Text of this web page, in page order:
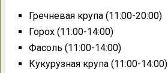
Гречневая крупа (11:00-20:00)
Горох (11:00-14:00)
Фасоль (11:00-14:00)
Кукурузная крупа (11:00-14:00)